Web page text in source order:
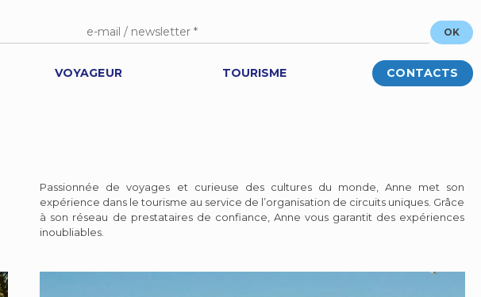
VOYAGEUR TOURISME CONTACTS
Passionnée de voyages et curieuse des cultures du monde, Anne met son
expérience dans le tourisme au service de l’organisation de circuits uniques. Grâce
à son réseau de prestataires de confiance, Anne vous garantit des expériences
inoubliables.